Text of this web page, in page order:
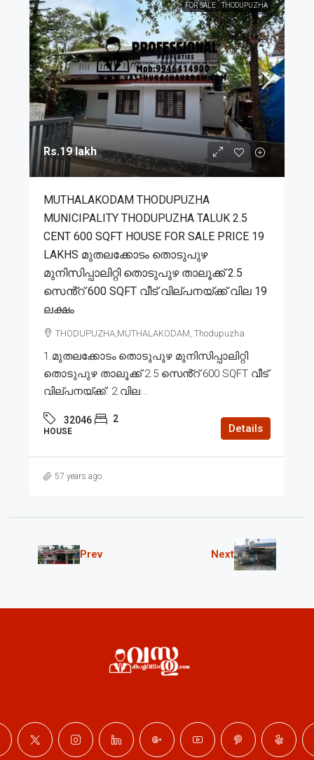
FOR SALE THODUPUZHA
Rs.19 lakh
MUTHALAKODAM THODUPUZHA
MUNICIPALITY THODUPUZHA TALUK 2.5
CENT 600 SQFT HOUSE FOR SALE PRICE 19
LAKHS മുതലക്കോടം തൊടുപുഴ
മുനിസിപ്പാലിറ്റി തൊടുപുഴ താലൂക്ക് 2.5
സെൻ്റ് 600 SQFT വീട് വില്പനയ്ക്ക് വില 19
ലക്ഷം
THODUPUZHA,MUTHALAKODAM, Thodupuzha
1.മുതലക്കോടം തൊടുപുഴ മുനിസിപ്പാലിറ്റി
തൊടുപുഴ താലൂക്ക് 2.5 സെൻ്റ് 600 SQFT വീട്
വില്പനയ്ക്ക്. 2.വില...
32046 2
HOUSE Details
57 years ago
Prev Next